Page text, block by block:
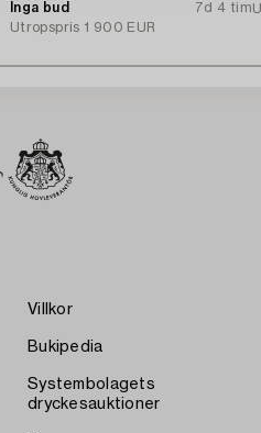
Inga bud
7d 4 tim
Utropspris 1 900 EUR
Villkor
Bukipedia
Systembolagets
dryckesauktioner